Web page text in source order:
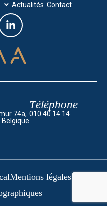
Actualités Contact
74a,
Belgique
Téléphone
010 40 14 14
Mentions légales